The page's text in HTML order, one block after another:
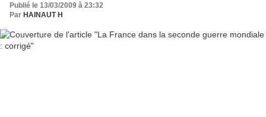
Publié le 13/03/2009 à 23:32
Par HAINAUT H